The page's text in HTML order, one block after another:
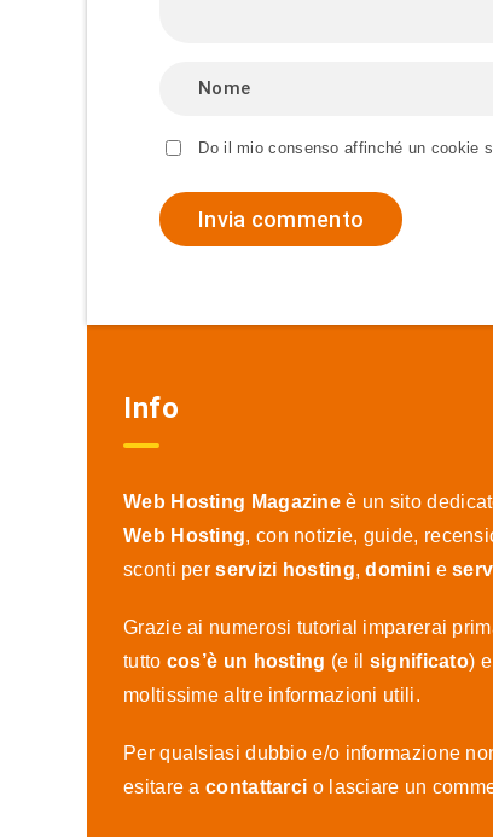
Do il mio consenso affinché un cookie
Info
Web Hosting Magazine è un sito
Web Hosting, con notizie, guide,
sconti perservizi hosting,domini e
Grazie ai numerosi tutorial imparerai
tutto cos’è un hosting (e il significato) e
moltissime altre informazioni utili.
Per qualsiasi dubbio e/o informazione
esitare a contattarci o lasciare un